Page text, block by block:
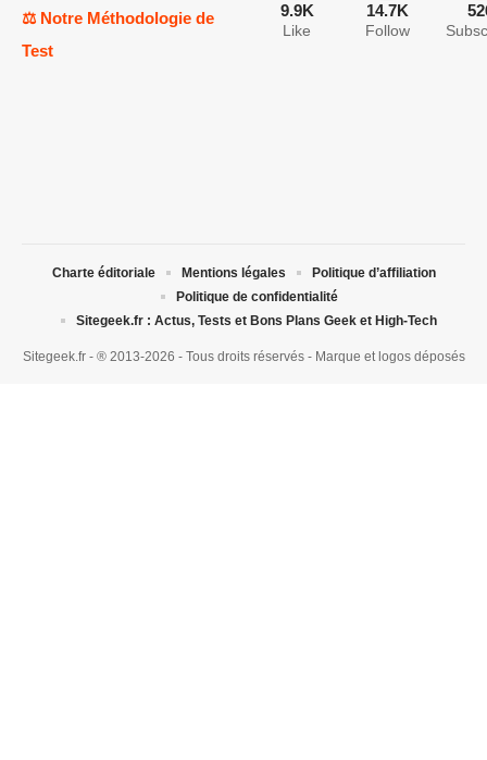
⚖️ Notre Méthodologie de
Test
9.9K
Like
14.7K
Follow
Sitegeek.fr - ® 2013-2026 - Tous droits réservés - Marque et logos déposés
Charte éditoriale Mentions légales
Politique d’affiliation
Politique de confidentialité
Sitegeek.fr : Actus, Tests et Bons Plans Geek et High-Tech